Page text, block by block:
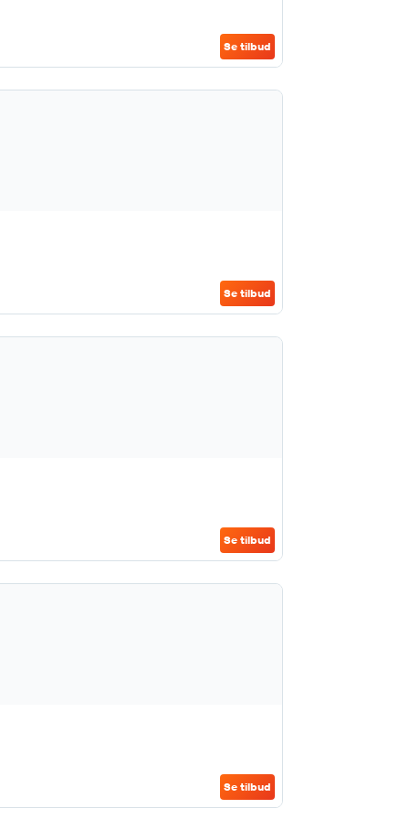
Se tilbud
Se tilbud
Se tilbud
Se tilbud